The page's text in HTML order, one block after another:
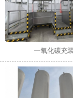
一氧化碳充